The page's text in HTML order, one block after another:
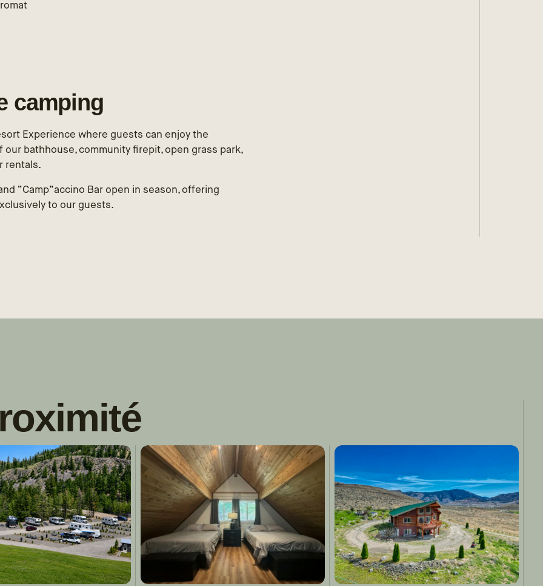
camping
Experience where guests can enjoy the
bathhouse, community firepit, open grass park,
rentals.
“Camp”accino Bar open in season, offering
to our guests.